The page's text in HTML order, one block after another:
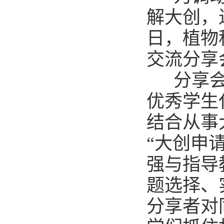
解大创，
日，植
交流分享
分享会
优秀学
结合从事
“大创申
强与指导
题选择
分享者